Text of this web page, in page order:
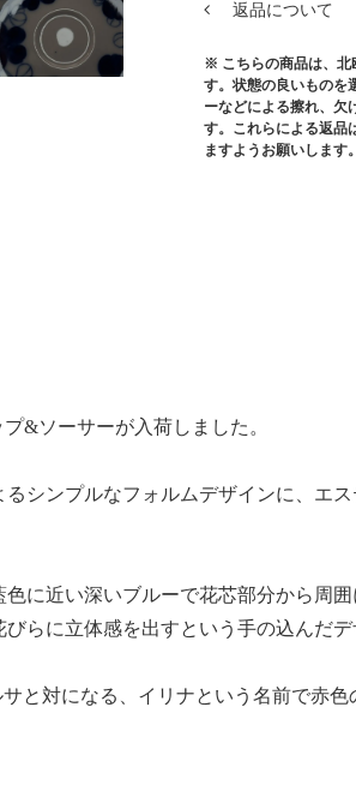
返品について
※ こちらの商品は、北
す。状態の良いものを
ーなどによる擦れ、欠
す。これらによる返品
ますようお願いします。
&ソーサーが入荷しました。
シンプルなフォルムデザインに、エ
に近い深いブルーで花芯部分から周囲
らに立体感を出すという手の込んだデ
と対になる、イリナという名前で赤